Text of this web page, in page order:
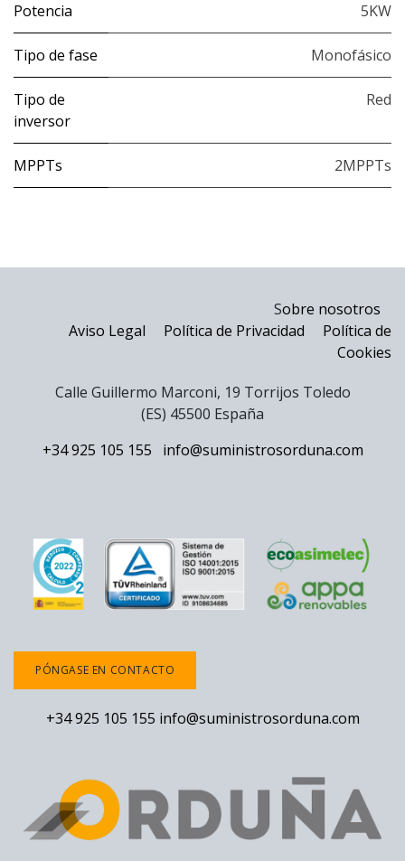
Potencia 5KW
Tipo de fase Monofásico
Tipo de
inversor
Red
MPPTs 2MPPTs
Sobre nosotros
Aviso Legal
Política de Privacidad
Política de
Cookies
Calle Guillermo Marconi, 19 Torrijos Toledo
(ES) 45500 España
+34 925 105 155
info@suministrosorduna.com
PÓNGASE EN CONTACTO
+34 925 105 155 info@suministrosorduna.com